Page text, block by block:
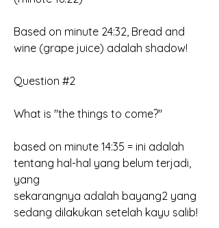
Based on minute 24:32, Bread and
wine (grape juice) adalah shadow!
Question #2
What is "the things to come?"
based on minute 14:35 = ini adalah
tentang hal-hal yang belum terjadi,
yang
sekarangnya adalah bayang2 yang
sedang dilakukan setelah kayu salib!